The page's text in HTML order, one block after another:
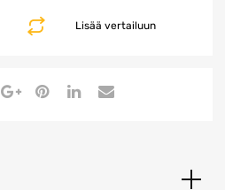
Lisää vertailuun